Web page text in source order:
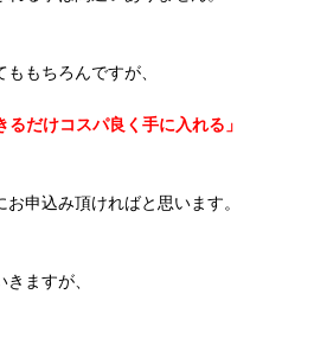
もちろんですが、
るだけコスパ良く手に入れる」
申込み頂ければと思います。
ますが、